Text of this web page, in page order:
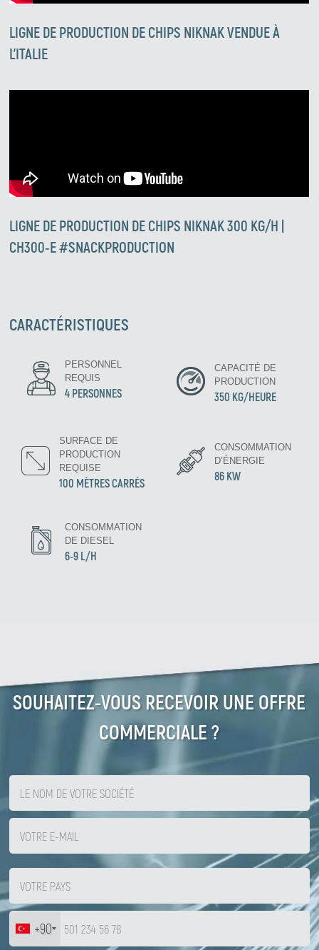
LIGNE DE PRODUCTION DE CHIPS NIKNAK VENDUE À
L'ITALIE
LIGNE DE PRODUCTION DE CHIPS NIKNAK 300 KG/H |
CH300-E #SNACKPRODUCTION
CARACTÉRISTIQUES
PERSONNEL
REQUIS
4 PERSONNES
CAPACITÉ DE
PRODUCTION
350 KG/HEURE
SURFACE DE
PRODUCTION
REQUISE
100 MÈTRES CARRÉS
CONSOMMATION
D’ÉNERGIE
86 KW
CONSOMMATION
DE DIESEL
6-9 L/H
SOUHAITEZ-VOUS RECEVOIR UNE OFFRE
COMMERCIALE ?
+90